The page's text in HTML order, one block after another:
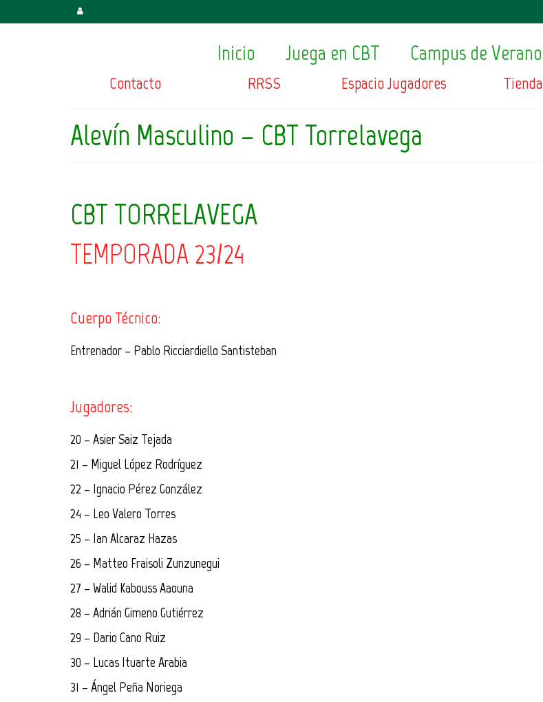
Inicio Juega en CBT Campus de Verano
Contacto RRSS Espacio Jugadores Tienda
Alevín Masculino – CBT Torrelavega
CBT TORRELAVEGA
TEMPORADA 23/24
Cuerpo Técnico:
Entrenador – Pablo Ricciardiello Santisteban
Jugadores:
20 – Asier Saiz Tejada
21 – Miguel López Rodríguez
22 – Ignacio Pérez González
24 – Leo Valero Torres
25 – Ian Alcaraz Hazas
26 – Matteo Fraisoli Zunzunegui
27 – Walid Kabouss Aaouna
28 – Adrián Gimeno Gutiérrez
29 – Dario Cano Ruiz
30 – Lucas Ituarte Arabia
31 – Ángel Peña Noriega